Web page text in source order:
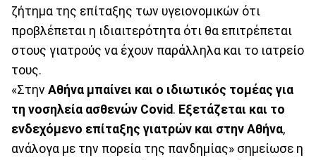
ζήτημα της επίταξης των υγειονομικών ότι
προβλέπεται η ιδιαιτερότητα ότι θα επιτρέπεται
στους γιατρούς να έχουν παράλληλα και το ιατρείο
τους.
«Στην Αθήνα μπαίνει και ο ιδιωτικός τομέας για
τη νοσηλεία ασθενών Covid. Εξετάζεται και το
ενδεχόμενο επίταξης γιατρών και στην Αθήνα,
ανάλογα με την πορεία της πανδημίας» σημείωσε η